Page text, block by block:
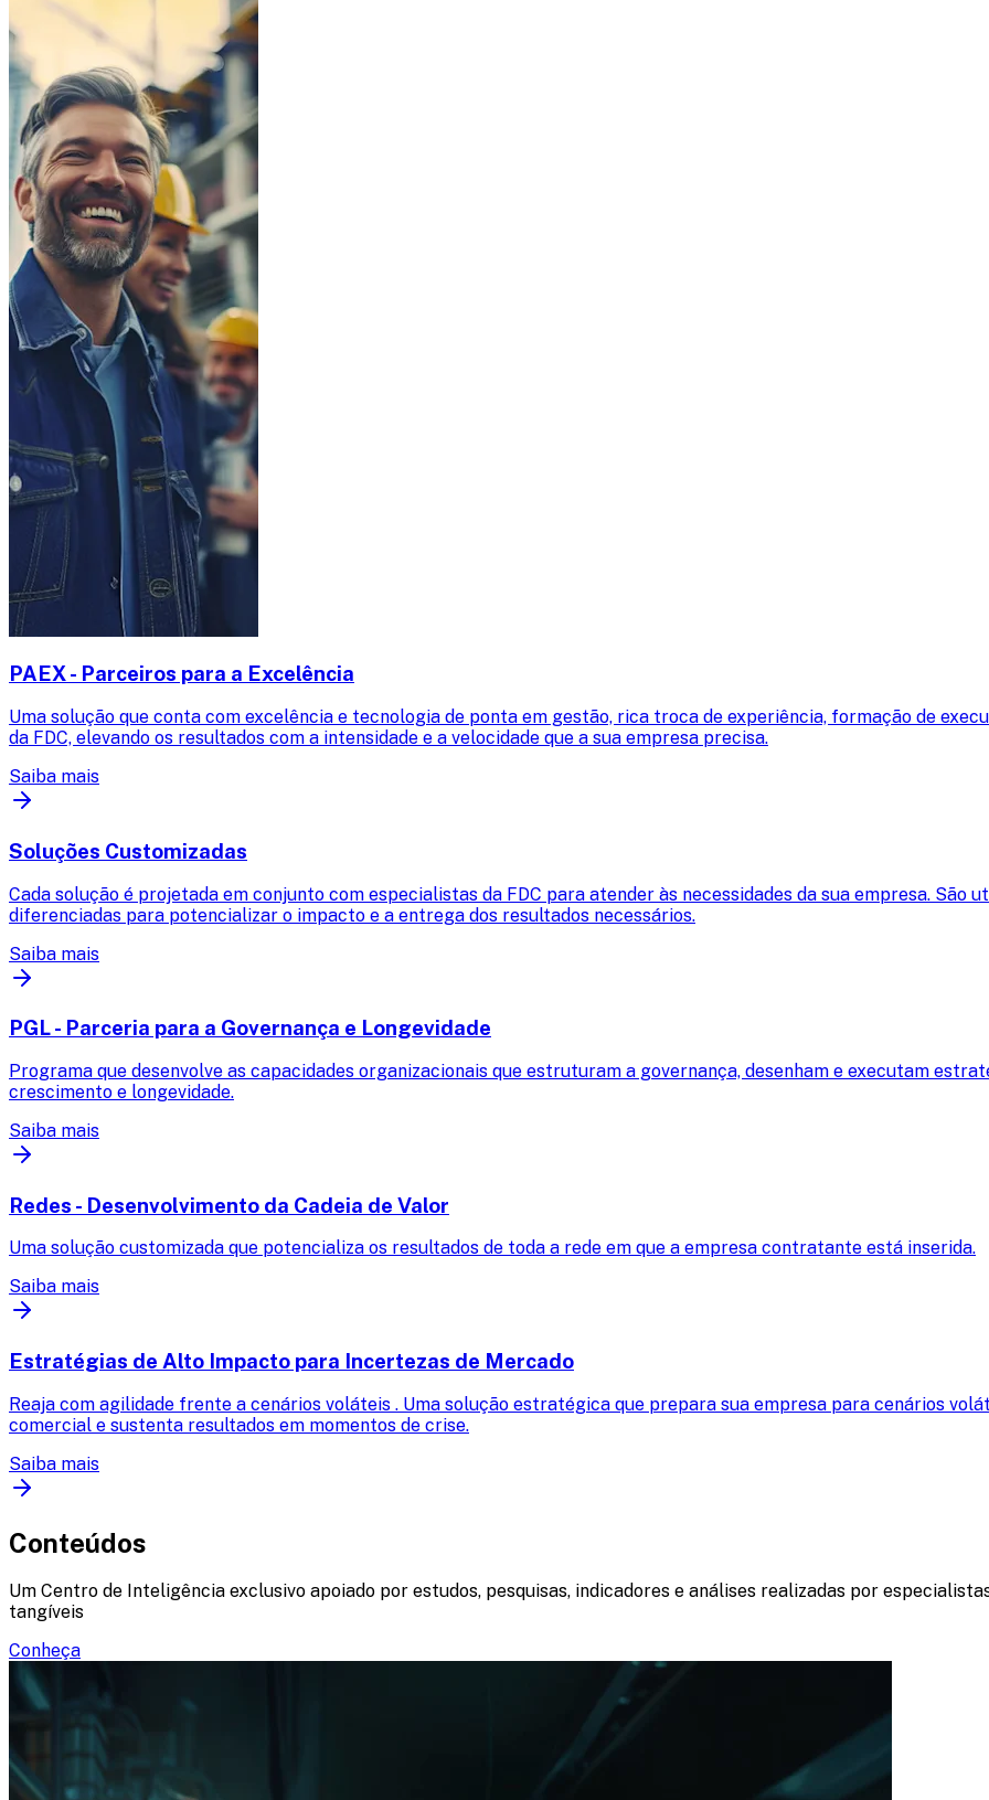
PAEX - Parceiros para a Excelência
Uma solução que conta com excelência e tecnologia de ponta em gestão, rica troca de experiência, formação de
da FDC, elevando os resultados com a intensidade e a velocidade que a sua empresa precisa.
Saiba mais
Soluções Customizadas
Cada solução é projetada em conjunto com especialistas da FDC para atender às necessidades da sua empresa. São
diferenciadas para potencializar o impacto e a entrega dos resultados necessários.
Saiba mais
PGL - Parceria para a Governança e Longevidade
Programa que desenvolve as capacidades organizacionais que estruturam a governança, desenham e executam
crescimento e longevidade.
Saiba mais
Redes - Desenvolvimento da Cadeia de Valor
Uma solução customizada que potencializa os resultados de toda a rede em que a empresa contratante está inserida.
Saiba mais
Estratégias de Alto Impacto para Incertezas de Mercado
Reaja com agilidade frente a cenários voláteis . Uma solução estratégica que prepara sua empresa para cenários
comercial e sustenta resultados em momentos de crise.
Saiba mais
Conteúdos
Um Centro de Inteligência exclusivo apoiado por estudos, pesquisas, indicadores e análises realizadas por
tangíveis
Conheça